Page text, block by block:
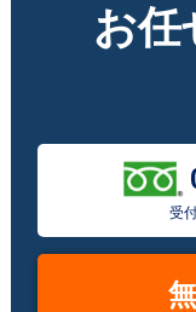
お任
受